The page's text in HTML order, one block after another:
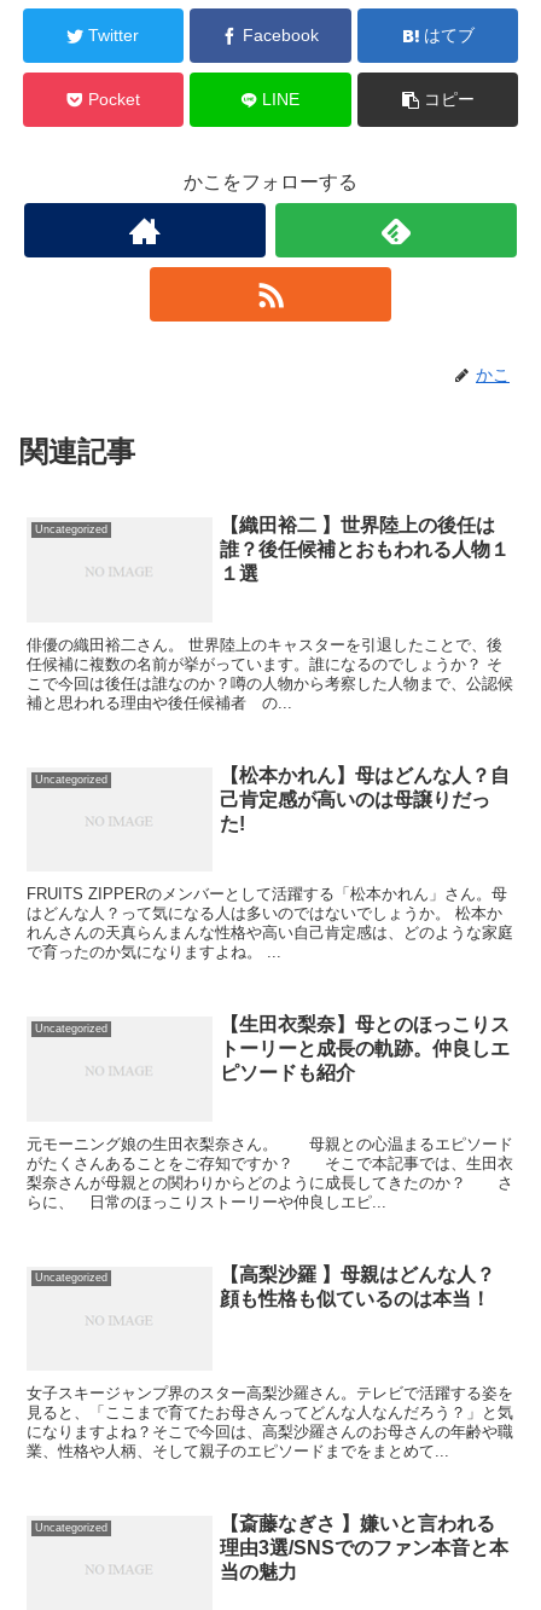
Twitter Facebook はてブ
Pocket LINE コピー
かこをフォローする
かこ
関連記事
Uncategorized
【織田裕二 】世界陸上の後任は
誰？後任候補とおもわれる人物１
１選
俳優の織田裕二さん。 世界陸上のキャスターを引退したことで、後
任候補に複数の名前が挙がっています。誰になるのでしょうか？ そ
こで今回は後任は誰なのか？噂の人物から考察した人物まで、公認候
補と思われる理由や後任候補者 の...
Uncategorized
【松本かれん】母はどんな人？自
己肯定感が高いのは母譲りだっ
た!
FRUITS ZIPPERのメンバーとして活躍する「松本かれん」さん。母
はどんな人？って気になる人は多いのではないでしょうか。 松本か
れんさんの天真らんまんな性格や高い自己肯定感は、どのような家庭
で育ったのか気になりますよね。 ...
Uncategorized
【生田衣梨奈】母とのほっこりス
トーリーと成長の軌跡。仲良しエ
ピソードも紹介
元モーニング娘の生田衣梨奈さん。 母親との心温まるエピソード
がたくさんあることをご存知ですか？ そこで本記事では、生田衣
梨奈さんが母親との関わりからどのように成長してきたのか？ さ
らに、 日常のほっこりストーリーや仲良しエピ...
Uncategorized
【高梨沙羅 】母親はどんな人？
顔も性格も似ているのは本当！
女子スキージャンプ界のスター高梨沙羅さん。テレビで活躍する姿を
見ると、「ここまで育てたお母さんってどんな人なんだろう？」と気
になりますよね？そこで今回は、高梨沙羅さんのお母さんの年齢や職
業、性格や人柄、そして親子のエピソードまでをまとめて...
Uncategorized
【斎藤なぎさ 】嫌いと言われる
理由3選/SNSでのファン本音と本
当の魅力